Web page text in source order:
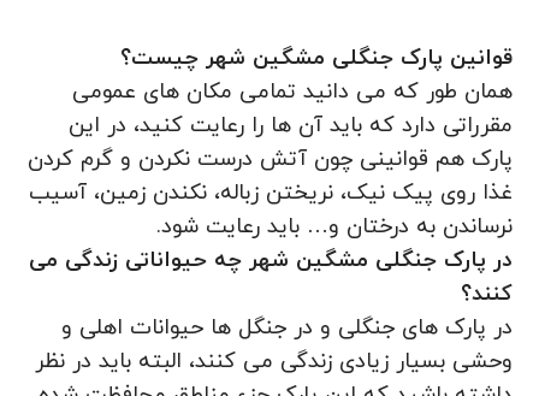
قوانین پارک جنگلی مشگین شهر چیست؟
همان طور که می دانید تمامی مکان های عمومی
مقرراتی دارد که باید آن ها را رعایت کنید، در این
پارک هم قوانینی چون آتش درست نکردن و گرم کردن
غذا روی پیک نیک، نریختن زباله، نکندن زمین، آسیب
نرساندن به درختان و… باید رعایت شود.
در پارک جنگلی مشگین شهر چه حیواناتی زندگی می
کنند؟
در پارک های جنگلی و در جنگل ها حیوانات اهلی و
وحشی بسیار زیادی زندگی می کنند، البته باید در نظر